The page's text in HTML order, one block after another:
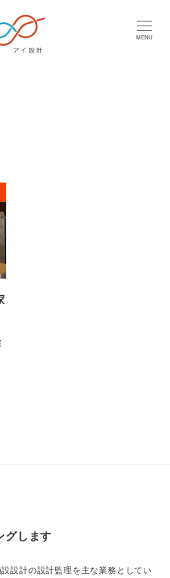
MENU
グします
設計の設計監理を主な業務としてい